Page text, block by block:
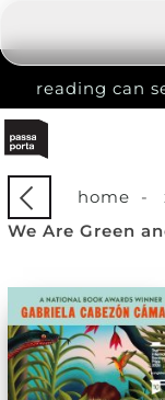
reading can
home -